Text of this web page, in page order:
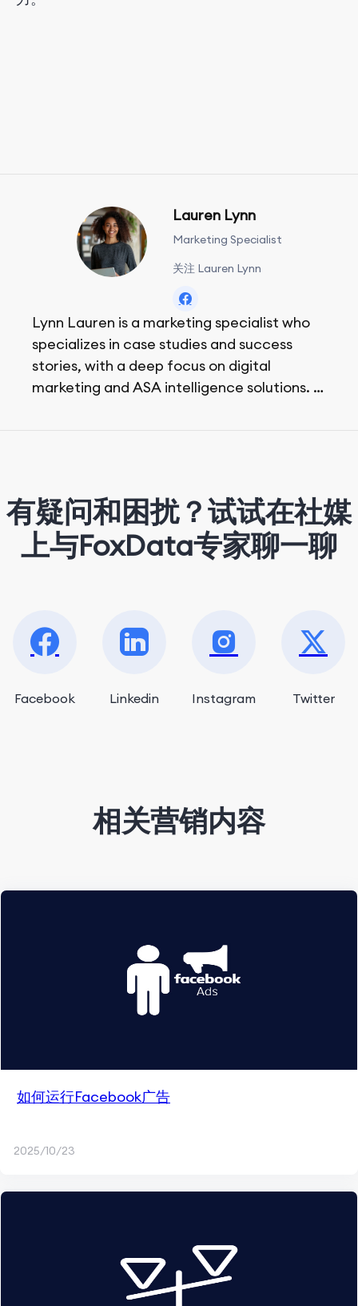
Lauren Lynn
Marketing Specialist
关注 Lauren Lynn
Lynn Lauren is a marketing specialist who
specializes in case studies and success
stories, with a deep focus on digital
marketing and ASA intelligence solutions.
有疑问和困扰？试试在社媒
上与FoxData专家聊一聊
Facebook Linkedin Instagram Twitter
相关营销内容
如何运行Facebook广告
2025/10/23